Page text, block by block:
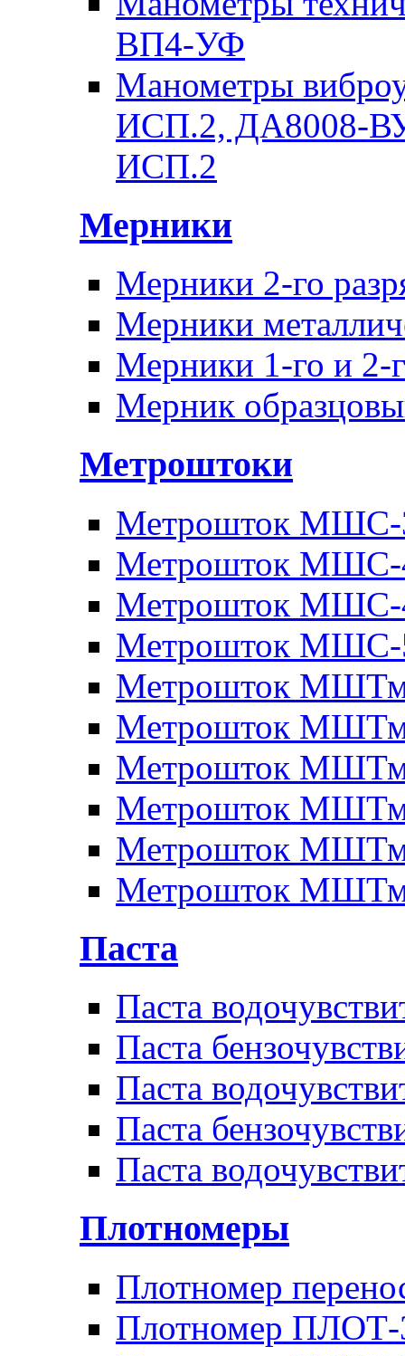
ВП4-УФ
Манометры
ИСП.2, ДА8008-
ИСП.2
Мерники
Мерники 2-го
Мерники
Мерники 1-го и 2-
Мерник
Метроштоки
Метрошток МШС-
Метрошток МШС-
Метрошток МШС-
Метрошток МШС-
Метрошток
Метрошток
Метрошток
Метрошток
Метрошток
Метрошток
Паста
Паста
Паста
Паста
Паста
Паста
Плотномеры
Плотномер
Плотномер